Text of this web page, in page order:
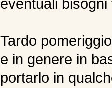
eventuali bisogni
Tardo
e in genere in
portarlo in